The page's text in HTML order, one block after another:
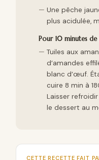
Une pêche
plus acidulée,
Pour 10 minutes de
Tuiles aux
d’amandes
blanc d’œuf.
cuire 8 min à
Laisser
le dessert au
CETTE RECETTE FAIT